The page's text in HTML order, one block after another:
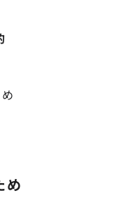
め